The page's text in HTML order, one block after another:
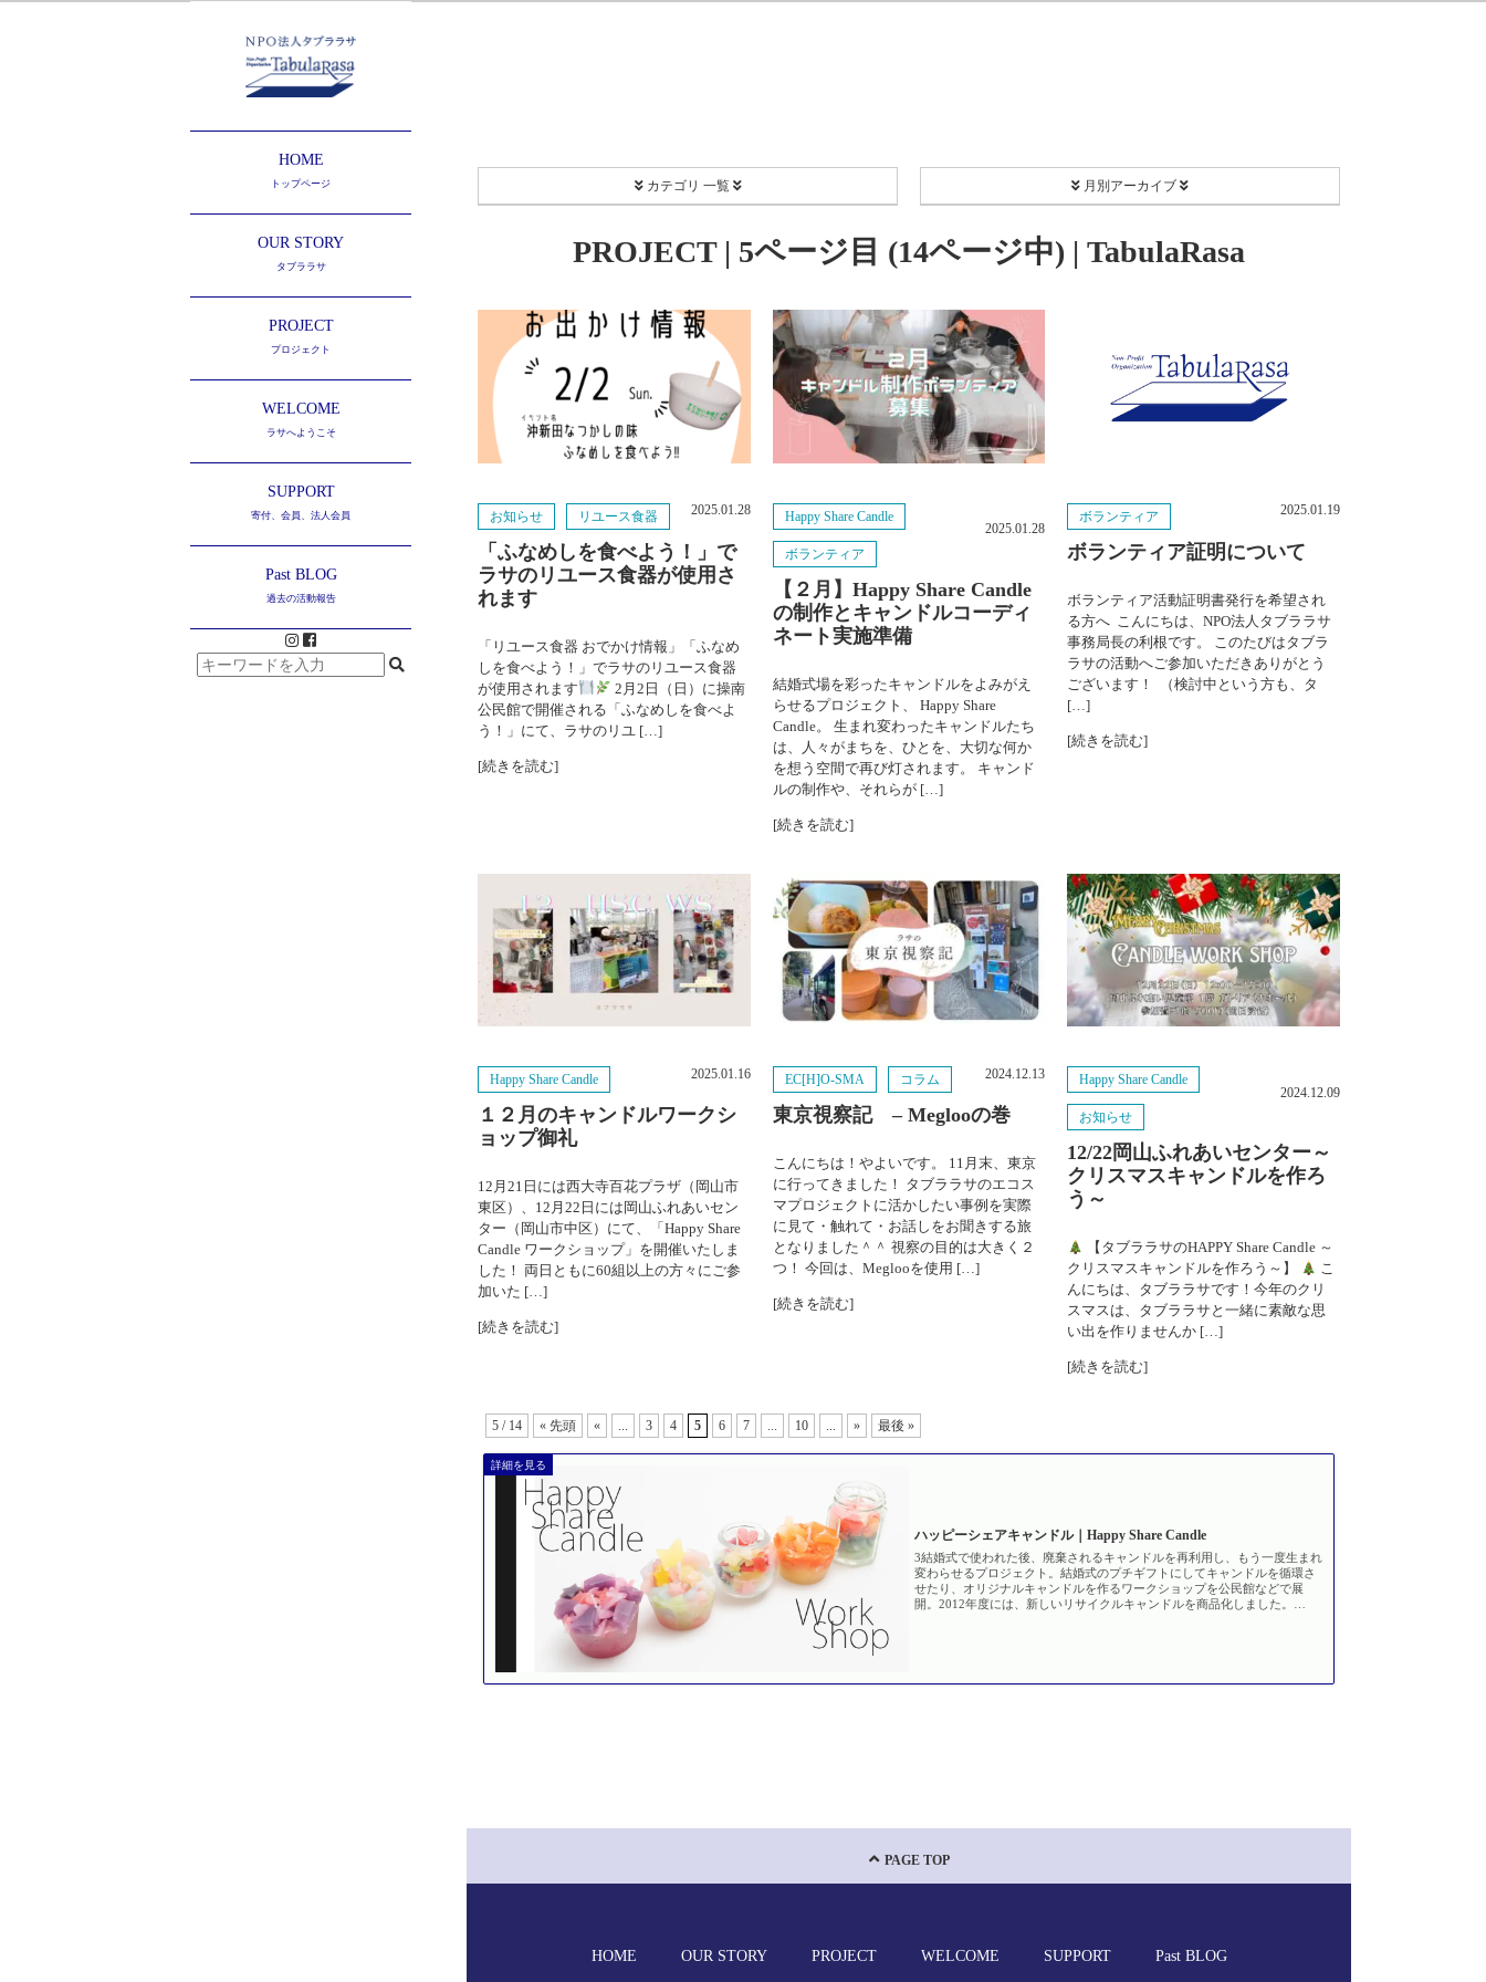
HOME
トップページ
OUR STORY
タブララサ
PROJECT
プロジェクト
WELCOME
ラサへようこそ
SUPPORT
寄付、会員、法人会員
Past BLOG
過去の活動報告
カテゴリ 一覧
EC[H]O-SMA
リユース食器
Happy Share Candle
西川キャンドルナイト
視察
お知らせ
コラム
月別アーカイブ
2026年2月
2025年12月
2025年11月
2025年8月
2025年6月
2025年5月
2025年4月
2025年3月
2025年1月
2024年12月
2024年11月
2024年10月
2024年9月
2024年8月
2024年7月
2024年6月
2024年5月
2024年3月
2024年2月
2023年7月
PROJECT | 5ページ目 (14ページ中) | TabulaRasa
お知らせ リユース食器 2025.01.28
「ふなめしを食べよう！」で
ラサのリユース食器が使用さ
れます
「リユース食器 おでかけ情報」「ふなめ
しを食べよう！」でラサのリユース食器
が使用されます
2月2日（日）に操南
公民館で開催される「ふなめしを食べよ
う！」にて、ラサのリユ […]
[続きを読む]
Happy Share Candle
ボランティア
2025.01.28
【２月】Happy Share Candle
の制作とキャンドルコーディ
ネート実施準備
結婚式場を彩ったキャンドルをよみがえ
らせるプロジェクト、 Happy Share
Candle。 生まれ変わったキャンドルたち
は、人々がまちを、ひとを、大切な何か
を想う空間で再び灯されます。 キャンド
ルの制作や、それらが […]
[続きを読む]
ボランティア 2025.01.19
ボランティア証明について
ボランティア活動証明書発行を希望され
る方へ こんにちは、NPO法人タブララサ
事務局長の利根です。 このたびはタブラ
ラサの活動へご参加いただきありがとう
ございます！ （検討中という方も、タ
[…]
[続きを読む]
Happy Share Candle 2025.01.16
１２月のキャンドルワークシ
ョップ御礼
12月21日には西大寺百花プラザ（岡山市
東区）、12月22日には岡山ふれあいセン
ター（岡山市中区）にて、「Happy Share
Candle ワークショップ」を開催いたしま
した！ 両日ともに60組以上の方々にご参
加いた […]
[続きを読む]
EC[H]O-SMA コラム 2024.12.13
東京視察記 – Meglooの巻
こんにちは！やよいです。 11月末、東京
に行ってきました！ タブララサのエコス
マプロジェクトに活かしたい事例を実際
に見て・触れて・お話しをお聞きする旅
となりました＾＾ 視察の目的は大きく２
つ！ 今回は、Meglooを使用 […]
[続きを読む]
Happy Share Candle
お知らせ
2024.12.09
12/22岡山ふれあいセンター～
クリスマスキャンドルを作ろ
う～
【タブララサのHAPPY Share Candle ～
クリスマスキャンドルを作ろう～】
こ
んにちは、タブララサです！今年のクリ
スマスは、タブララサと一緒に素敵な思
い出を作りませんか […]
[続きを読む]
5 / 14 « 先頭 « ... 3 4 5 6 7 ... 10 ... » 最後 »
ハッピーシェアキャンドル｜Happy Share Candle
3結婚式で使われた後、廃棄されるキャンドルを再利用し、もう一度生まれ
変わらせるプロジェクト。結婚式のプチギフトにしてキャンドルを循環さ
せたり、オリジナルキャンドルを作るワークショップを公民館などで展
開。2012年度には、新しいリサイクルキャンドルを商品化しました。
PAGE TOP
HOME OUR STORY PROJECT WELCOME SUPPORT Past BLOG